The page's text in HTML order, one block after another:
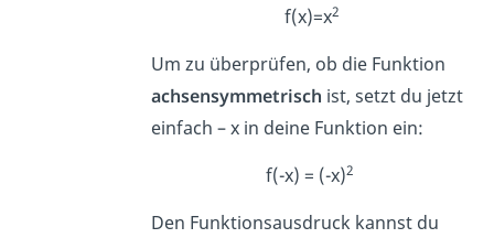
f(x)=x2
Um zu überprüfen, ob die Funktion
achsensymmetrisch ist, setzt du jetzt
einfach – x in deine Funktion ein:
f(-x) = (-x)2
Den Funktionsausdruck kannst du